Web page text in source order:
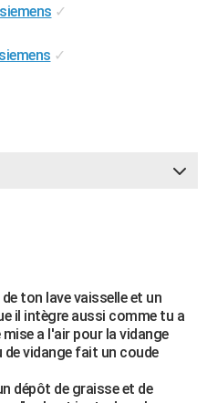
✓
✓
ton lave vaisselle et un
il intègre aussi comme tu a
a l'air pour la vidange
vidange fait un coude
dépôt de graisse et de